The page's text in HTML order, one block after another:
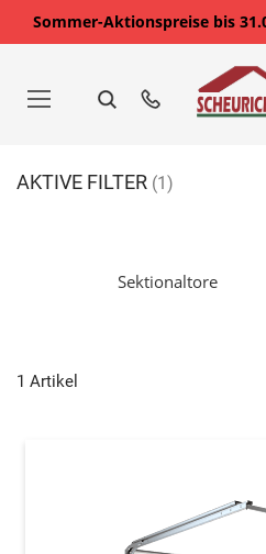
Sommer-Aktionspreise bis
springen
Sektionaltore
1 Artikel
AKTIVE FILTER